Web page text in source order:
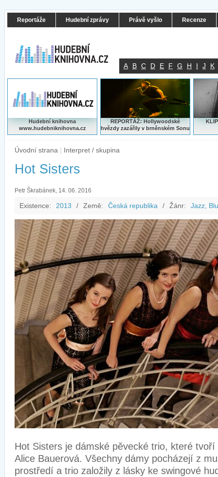
Reportáže Hudební zprávy Právě vyšlo Recenze
A B C D E F G H I J K
Hudební knihovna
www.hudebniknihovna.cz
REPORTÁŽ: Hollywoodské
hvězdy zazářily v brněnském Sonu
Úvodní strana | Interpret / skupina
Hot Sisters
Petr Škrabánek, 14. 06. 2016
Existence: 2013 / Země: Česká republika / Žánr: Jazz,
Hot Sisters je dámské pěvecké trio, které
Alice Bauerová. Všechny dámy pocházejí z
prostředí a trio založily z lásky ke swingové